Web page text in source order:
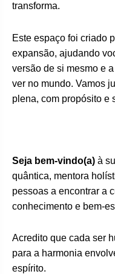
transforma.
Este espaço foi criado
expansão, ajudando
versão de si mesmo e
ver no mundo. Vamos
plena, com propósito e
Seja bem-vindo(a) à
quântica, mentora
pessoas a encontrar a
conhecimento e bem-
Acredito que cada ser
para a harmonia
espírito.